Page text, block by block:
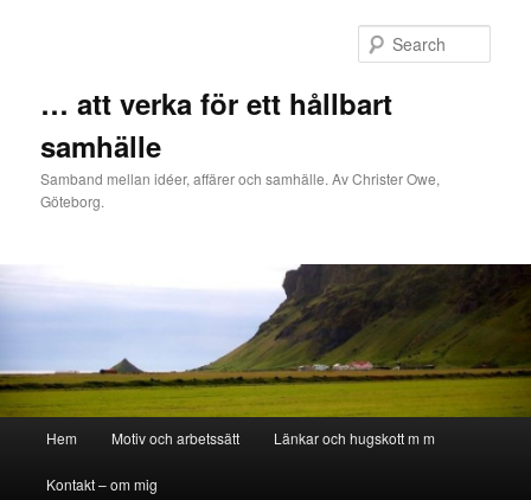
… att verka för ett hållbart
samhälle
Samband mellan idéer, affärer och samhälle. Av Christer Owe,
Göteborg.
Skip to primary content
Skip to secondary content
Hem Motiv och arbetssätt Länkar och hugskott m m
Kontakt – om mig